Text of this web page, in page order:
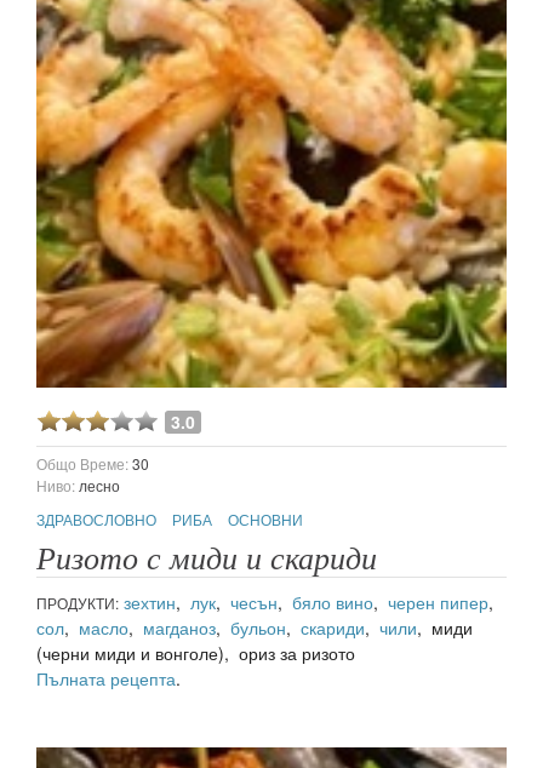
3.0
Общо Време:30
Ниво: лесно
ЗДРАВОСЛОВНО
РИБА ОСНОВНИ
Ризото с миди и скариди
ПРОДУКТИ: зехтин, лук, чесън, бяло вино, черен пипер,
сол, масло, магданоз, бульон, скариди, чили, миди
(черни миди и вонголе), ориз за ризото
Пълната рецепта.